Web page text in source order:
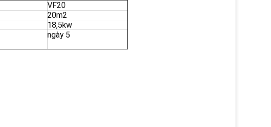
VF20
20m2
18,5kw
ngày 5